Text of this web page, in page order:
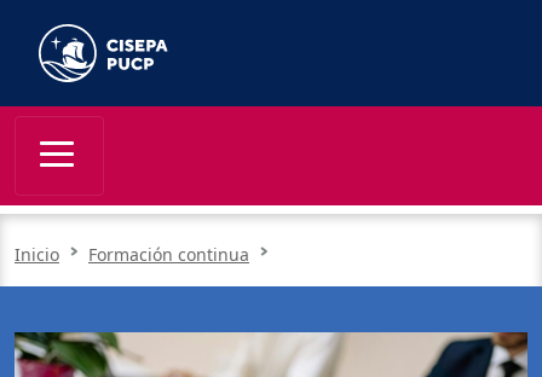
Inicio Formación continua